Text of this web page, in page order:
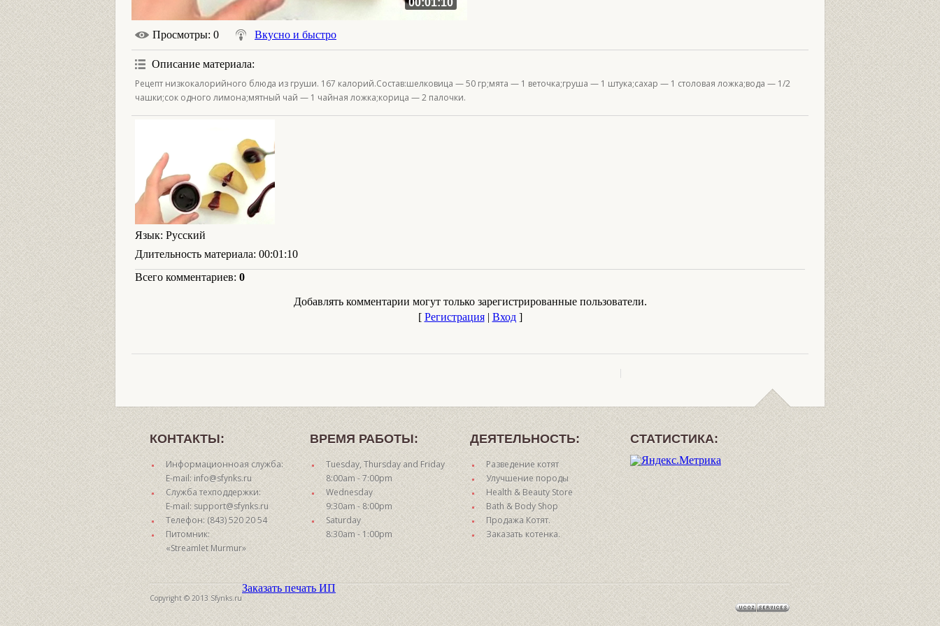
00:01:10
Просмотры: 0 Вкусно и быстро
Описание материала:
Рецепт низкокалорийного блюда из груши. 167 калорий.Состав:шелковица — 50 гр;мята — 1 веточка;груша — 1 штука;сахар — 1 столовая ложка;вода — 1/2
чашки;сок одного лимона;мятный чай — 1 чайная ложка;корица — 2 палочки.
Язык: Русский
Длительность материала: 00:01:10
Всего комментариев: 0
Добавлять комментарии могут только зарегистрированные пользователи.
[ Регистрация| Вход]
КОНТАКТЫ:
Информационноая служба:
E-mail: info@sfynks.ru
Служба техподдержки:
E-mail: support@sfynks.ru
Телефон: (843) 520 20 54
Питомник:
«Streamlet Murmur»
ВРЕМЯ РАБОТЫ:
Tuesday, Thursday and Friday
8:00am - 7:00pm
Wednesday
9:30am - 8:00pm
Saturday
8:30am - 1:00pm
ДЕЯТЕЛЬНОСТЬ:
Разведение котят
Улучшение породы
Health & Beauty Store
Bath & Body Shop
Продажа Котят.
Заказать котенка.
СТАТИСТИКА:
Copyright © 2013 Sfynks.ru
Заказать печать ИП